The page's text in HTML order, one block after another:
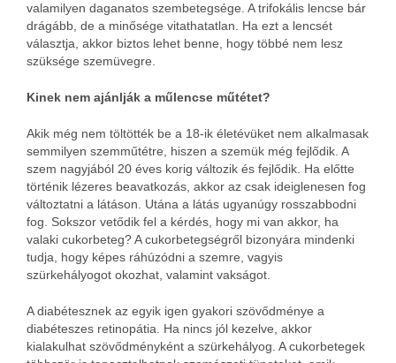
valamilyen daganatos szembetegsége. A trifokális lencse bár
drágább, de a minősége vitathatatlan. Ha ezt a lencsét
választja, akkor biztos lehet benne, hogy többé nem lesz
szüksége szemüvegre.
Kinek nem ajánlják a műlencse műtétet?
Akik még nem töltötték be a 18-ik életévüket nem alkalmasak
semmilyen szemműtétre, hiszen a szemük még fejlődik. A
szem nagyjából 20 éves korig változik és fejlődik. Ha előtte
történik lézeres beavatkozás, akkor az csak ideiglenesen fog
változtatni a látáson. Utána a látás ugyanúgy rosszabbodni
fog. Sokszor vetődik fel a kérdés, hogy mi van akkor, ha
valaki cukorbeteg? A cukorbetegségről bizonyára mindenki
tudja, hogy képes ráhúzódni a szemre, vagyis
szürkehályogot okozhat, valamint vakságot.
A diabétesznek az egyik igen gyakori szövődménye a
diabéteszes retinopátia. Ha nincs jól kezelve, akkor
kialakulhat szövődményként a szürkehályog. A cukorbetegek